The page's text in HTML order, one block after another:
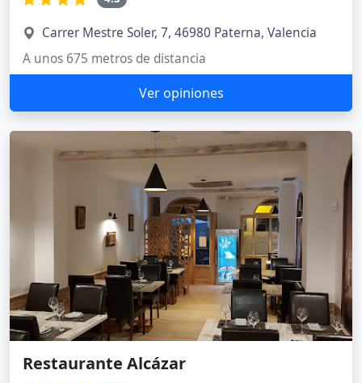
Carrer Mestre Soler, 7, 46980 Paterna, Valencia
A unos 675 metros de distancia
Ver opiniones
Restaurante Alcázar